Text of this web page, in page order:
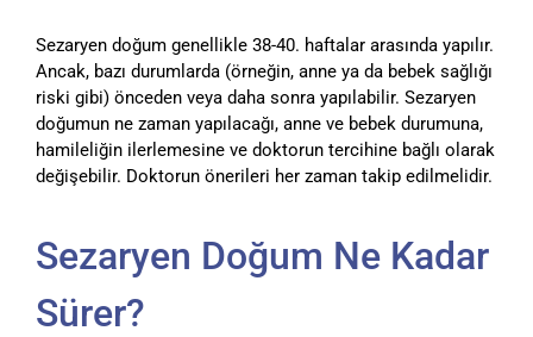
Sezaryen doğum genellikle 38-40. haftalar arasında yapılır.
Ancak, bazı durumlarda (örneğin, anne ya da bebek sağlığı
riski gibi) önceden veya daha sonra yapılabilir. Sezaryen
doğumun ne zaman yapılacağı, anne ve bebek durumuna,
hamileliğin ilerlemesine ve doktorun tercihine bağlı olarak
değişebilir. Doktorun önerileri her zaman takip edilmelidir.
Sezaryen Doğum Ne Kadar
Sürer?